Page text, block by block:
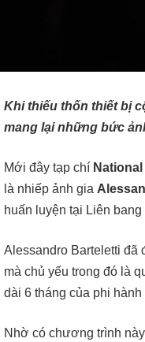
Khi thiếu thốn thiết bị
mang lại những bức
Mới đây tạp chí
là nhiếp ảnh gia
huấn luyện tại Liên bang
Alessandro Barteletti đã
mà chủ yếu trong đó là
dài 6 tháng của phi
Nhờ có chương trình